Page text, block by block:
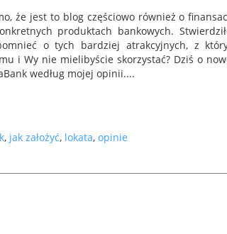
że jest to blog częściowo również o
produktach bankowych.
o tych bardziej atrakcyjnych, z
i Wy nie mielibyście skorzystać? Dziś o
według mojej opinii....
, jak założyć, lokata, opinie